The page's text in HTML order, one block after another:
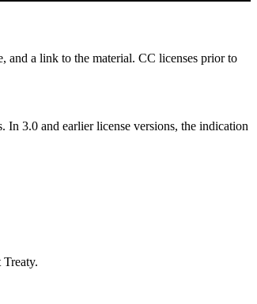
and a link to the material. CC licenses prior to
3.0 and earlier license versions, the indication